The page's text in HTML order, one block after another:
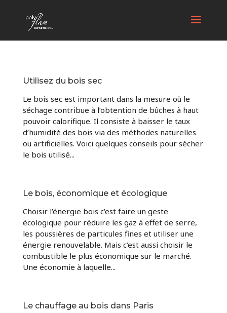
Utilisez du bois sec
Le bois sec est important dans la mesure où le
séchage contribue à l’obtention de bûches à haut
pouvoir calorifique. Il consiste à baisser le taux
d’humidité des bois via des méthodes naturelles
ou artificielles. Voici quelques conseils pour sécher
le bois utilisé...
Le bois, économique et écologique
Choisir l’énergie bois c’est faire un geste
écologique pour réduire les gaz à effet de serre,
les poussières de particules fines et utiliser une
énergie renouvelable. Mais c’est aussi choisir le
combustible le plus économique sur le marché.
Une économie à laquelle...
Le chauffage au bois dans Paris